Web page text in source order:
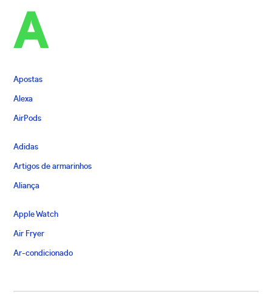
A
Apostas
Alexa
AirPods
Adidas
Artigos de armarinhos
Aliança
Apple Watch
Air Fryer
Ar-condicionado